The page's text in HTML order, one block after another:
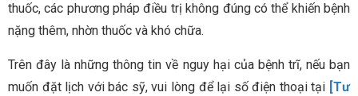
thuốc, các phương pháp điều trị không đúng có thể khiến bệnh
nặng thêm, nhờn thuốc và khó chữa.
Trên đây là những thông tin về nguy hại của bệnh trĩ, nếu bạn
muốn đặt lịch với bác sỹ, vui lòng để lại số điện thoại tại [Tư